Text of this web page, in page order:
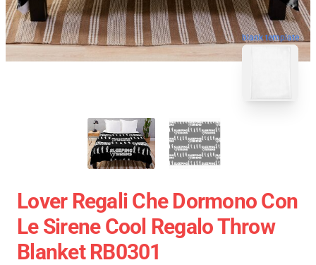
blank template
Lover Regali Che Dormono Con
Le Sirene Cool Regalo Throw
Blanket RB0301